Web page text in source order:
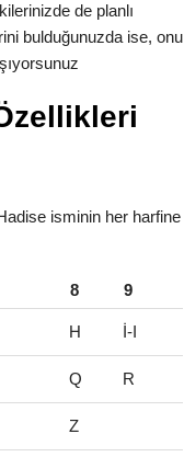
de planlı
bulduğunuzda ise, onu
isminin her harfine
8 9
H İ-I
Q R
Z